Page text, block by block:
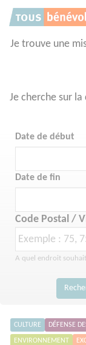
Je trouve une
Je cherche sur la
Date de début
Date de fin
Code Postal /
A quel endroit
CULTURE DÉFENSE
ENVIRONNEMENT
Panneau de gestion